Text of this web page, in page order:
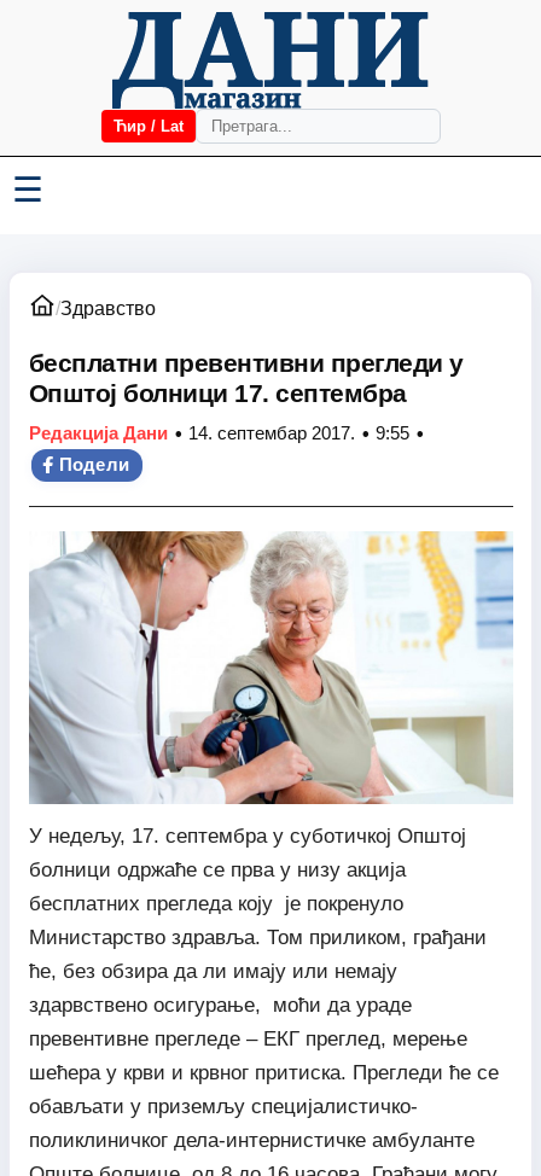
Ћир / Lat
☰
/Здравство
бесплатни превентивни прегледи у
Општој болници 17. септембра
Редакција Дани • 14. септембар 2017. • 9:55 •
Подели
У недељу, 17. септембра у суботичкој Општој
болници одржаће се прва у низу акција
бесплатних прегледа коју је покренуло
Министарство здравља. Том приликом, грађани
ће, без обзира да ли имају или немају
здарвствено осигурање, моћи да ураде
превентивне прегледе – ЕКГ преглед, мерење
шећера у крви и крвног притиска. Прегледи ће се
обављати у приземљу специјалистичко-
поликлиничког дела-интернистичке амбуланте